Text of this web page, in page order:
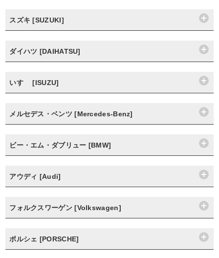
スズキ [SUZUKI]
ダイハツ [DAIHATSU]
いすゞ [ISUZU]
メルセデス・ベンツ [Mercedes-Benz]
ビー・エム・ダブリュー [BMW]
アウディ [Audi]
フォルクスワーゲン [Volkswagen]
ポルシェ [PORSCHE]